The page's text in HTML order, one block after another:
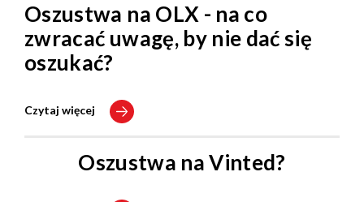
Oszustwa na OLX - na co
zwracać uwagę, by nie dać się
oszukać?
Czytaj więcej
Oszustwa na Vinted?